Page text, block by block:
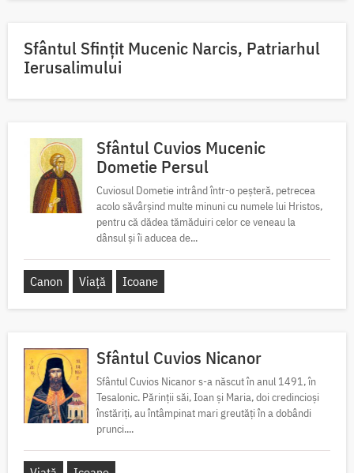
Sfântul Sfinţit Mucenic Narcis, Patriarhul
Ierusalimului
Sfântul Cuvios Mucenic
Dometie Persul
Cuviosul Dometie intrând într-o peșteră, petrecea
acolo săvârșind multe minuni cu numele lui Hristos,
pentru că dădea tămăduiri celor ce veneau la
dânsul și îi aducea de...
Canon Viață Icoane
Sfântul Cuvios Nicanor
Sfântul Cuvios Nicanor s-a născut în anul 1491, în
Tesalonic. Părinții săi, Ioan și Maria, doi credincioși
înstăriți, au întâmpinat mari greutăți în a dobândi
prunci....